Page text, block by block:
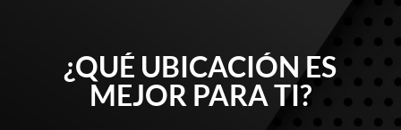
¿QUÉ UBICACIÓN ES
MEJOR PARA TI?